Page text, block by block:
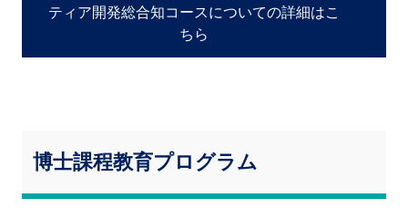
ティア開発総合知コースについての詳細はこ
ちら
博士課程教育プログラム